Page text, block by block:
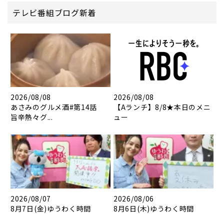
テレビ番組ブログ新着
2026/08/08
あさみのグルメ酒#第14話
旨辛熱々グ...
2026/08/08
【Aランチ】8/8★本日のメニ
ュー
2026/08/07
8月7日(金)ゆうわく時間
2026/08/06
8月6日(木)ゆうわく時間